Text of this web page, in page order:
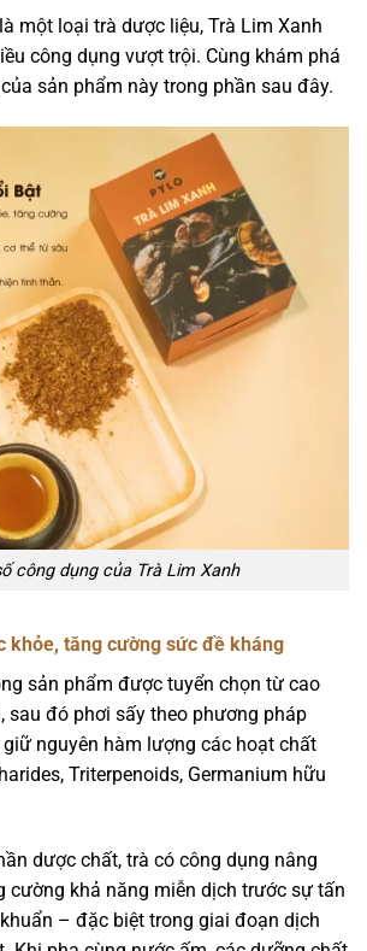
một loại trà dược liệu, Trà Lim Xanh
công dụng vượt trội. Cùng khám phá
sản phẩm này trong phần sau đây.
công dụng của Trà Lim Xanh
khỏe, tăng cường sức đề kháng
sản phẩm được tuyển chọn từ cao
sau đó phơi sấy theo phương pháp
nguyên hàm lượng các hoạt chất
Triterpenoids, Germanium hữu
dược chất, trà có công dụng nâng
cường khả năng miễn dịch trước sự tấn
– đặc biệt trong giai đoạn dịch